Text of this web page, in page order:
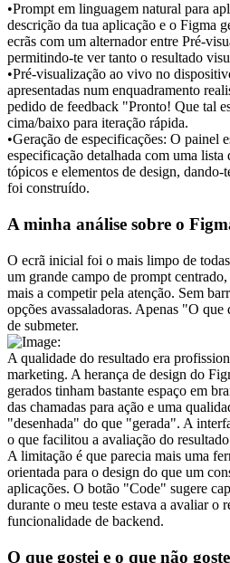
•Prompt em linguagem natural para
descrição da tua aplicação e o Figma
ecrãs com um alternador entre Pré-
permitindo-te ver tanto o resultado
•Pré-visualização ao vivo no
apresentadas num enquadramento
pedido de feedback "Pronto! Que tal
cima/baixo para iteração rápida.
•Geração de especificações: O painel
especificação detalhada com uma
tópicos e elementos de design,
foi construído.
A minha análise sobre o
O ecrã inicial foi o mais limpo de
um grande campo de prompt
mais a competir pela atenção. Sem
opções avassaladoras. Apenas "O
de submeter.
A qualidade do resultado era
marketing. A herança de design do
gerados tinham bastante espaço em
das chamadas para ação e uma
"desenhada" do que "gerada". A
o que facilitou a avaliação do
A limitação é que parecia mais uma
orientada para o design do que um
aplicações. O botão "Code" sugere
durante o meu teste estava a avaliar o
funcionalidade de backend.
O que gostei e o que não